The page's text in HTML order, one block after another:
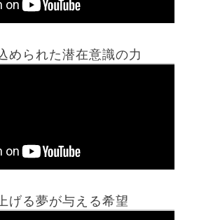
められた潜在意識の力
げる夢が与える希望
ホーム